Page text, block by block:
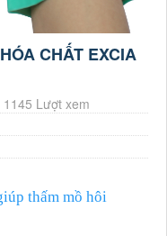
CHẤT EXCIA
Lượt xem
thấm mồ hôi